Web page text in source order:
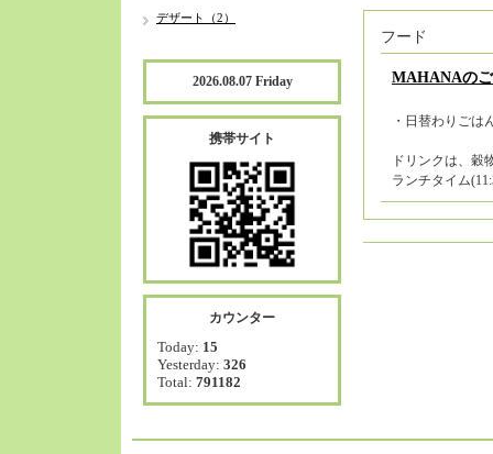
フード
MAHANAの
・日替わりごは
ドリンクは、穀
ランチタイム
デザート（2）
2026.08.07 Friday
携帯サイト
カウンター
Today: 15
Yesterday: 326
Total: 791182